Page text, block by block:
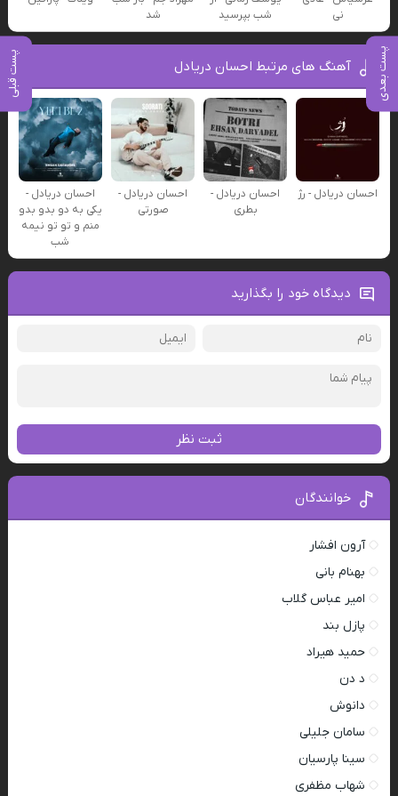
پست بعدی پست قبلی
نی
شب بپرسید
شد
آهنگ های مرتبط احسان دریادل
احسان دریادل - رژ
احسان دریادل -
بطری
احسان دریادل -
صورتی
احسان دریادل -
یکی به دو بدو بدو
منم و تو تو نیمه
شب
دیدگاه خود را بگذارید
ثبت نظر
خوانندگان
آرون افشار
بهنام بانی
امیر عباس گلاب
پازل بند
حمید هیراد
د دن
دانوش
سامان جلیلی
سینا پارسیان
شهاب مظفری